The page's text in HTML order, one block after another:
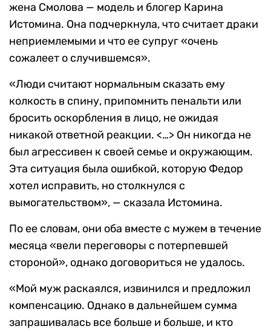
жена Смолова — модель и блогер Карина
Истомина. Она подчеркнула, что считает драки
неприемлемыми и что ее супруг «очень
сожалеет о случившемся».
«Люди считают нормальным сказать ему
колкость в спину, припомнить пенальти или
бросить оскорбления в лицо, не ожидая
никакой ответной реакции. <…> Он никогда не
был агрессивен к своей семье и окружающим.
Эта ситуация была ошибкой, которую Федор
хотел исправить, но столкнулся с
вымогательством», — сказала Истомина.
По ее словам, они оба вместе с мужем в течение
месяца «вели переговоры с потерпевшей
стороной», однако договориться не удалось.
«Мой муж раскаялся, извинился и предложил
компенсацию. Однако в дальнейшем сумма
запрашивалась все больше и больше, и кто